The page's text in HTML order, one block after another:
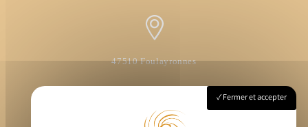
47510 Foulayronnes
Fermer et accepter